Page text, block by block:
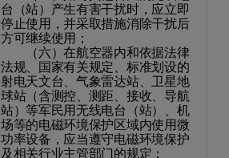
台（站）产生有害干扰时，应立即
停止使用，并采取措施消除干扰后
方可继续使用；
（六）在航空器内和依据法律
法规、国家有关规定、标准划设的
射电天文台、气象雷达站、卫星地
球站（含测控、测距、接收、导航
站）等军民用无线电台（站）、机
场等的电磁环境保护区域内使用微
功率设备，应当遵守电磁环境保护
及相关行业主管部门的规定；